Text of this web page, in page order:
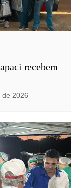
recebem
de 2026